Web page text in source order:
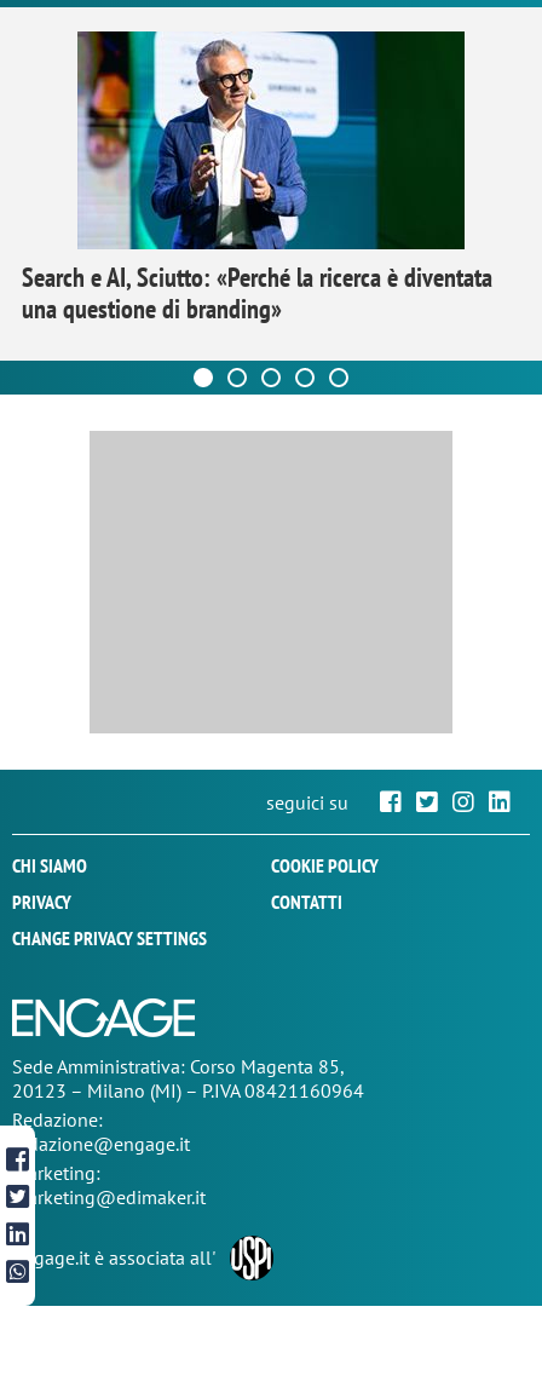
Search e AI, Sciutto: «Perché la ricerca è diventata
una questione di branding»
seguici su
CHI SIAMO
COOKIE POLICY
PRIVACY
CONTATTI
CHANGE PRIVACY SETTINGS
SedeAmministrativa: Corso Magenta 85,
20123 – Milano (MI) – P.IVA 08421160964
Redazione:
redazione@engage.it
Marketing:
marketing@edimaker.it
Engage.it è associata all'